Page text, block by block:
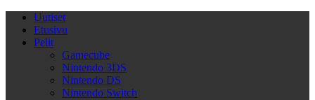
Uutiset
Etusivu
Pelit
Gamecube
Nintendo 3DS
Nintendo DS
Nintendo Switch